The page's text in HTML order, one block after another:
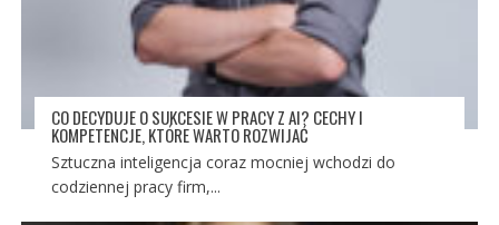
CO DECYDUJE O SUKCESIE W PRACY Z AI? CECHY I
KOMPETENCJE, KTÓRE WARTO ROZWIJAĆ
Sztuczna inteligencja coraz mocniej wchodzi do
codziennej pracy firm,...